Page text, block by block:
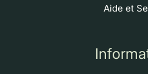
Aide et